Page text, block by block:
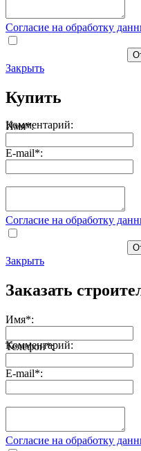
Согласие на обработку
Закрыть
Купить
Имя*:
E-mail*:
Комментарий:
Согласие на обработку
Закрыть
Заказать
Имя*:
Телефон*:
E-mail*:
Комментарий:
Согласие на обработку